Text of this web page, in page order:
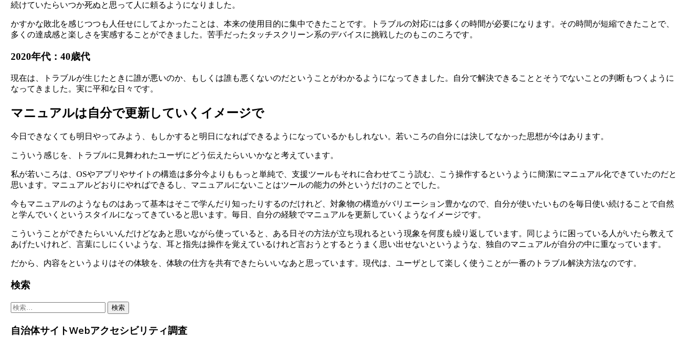
続けていたらいつか死ぬと思って人に頼るようになりました。
かすかな敗北を感じつつも人任せにしてよかったことは、本来の使用目的に集中できたことです。トラブルの対応には多くの時間が必要になります。その時間が短縮できたことで、
多くの達成感と楽しさを実感することができました。苦手だったタッチスクリーン系のデバイスに挑戦したのもこのころです。
2020年代：40歳代
現在は、トラブルが生じたときに誰が悪いのか、もしくは誰も悪くないのだということがわかるようになってきました。自分で解決できることとそうでないことの判断もつくように
なってきました。実に平和な日々です。
マニュアルは自分で更新していくイメージで
今日できなくても明日やってみよう、もしかすると明日になればできるようになっているかもしれない。若いころの自分には決してなかった思想が今はあります。
こういう感じを、トラブルに見舞われたユーザにどう伝えたらいいかなと考えています。
私が若いころは、OSやアプリやサイトの構造は多分今よりももっと単純で、支援ツールもそれに合わせてこう読む、こう操作するというように簡潔にマニュアル化できていたのだと
思います。マニュアルどおりにやればできるし、マニュアルにないことはツールの能力の外というだけのことでした。
今もマニュアルのようなものはあって基本はそこで学んだり知ったりするのだけれど、対象物の構造がバリエーション豊かなので、自分が使いたいものを毎日使い続けることで自然
と学んでいくというスタイルになってきていると思います。毎日、自分の経験でマニュアルを更新していくようなイメージです。
こういうことができたらいいんだけどなあと思いながら使っていると、ある日その方法が立ち現れるという現象を何度も繰り返しています。同じように困っている人がいたら教えて
あげたいけれど、言葉にしにくいような、耳と指先は操作を覚えているけれど言おうとするとうまく思い出せないというような、独自のマニュアルが自分の中に重なっています。
だから、内容をというよりはその体験を、体験の仕方を共有できたらいいなあと思っています。現代は、ユーザとして楽しく使うことが一番のトラブル解決方法なのです。
Sidebar
検索
検
自治体サイトWebアクセシビリティ調査